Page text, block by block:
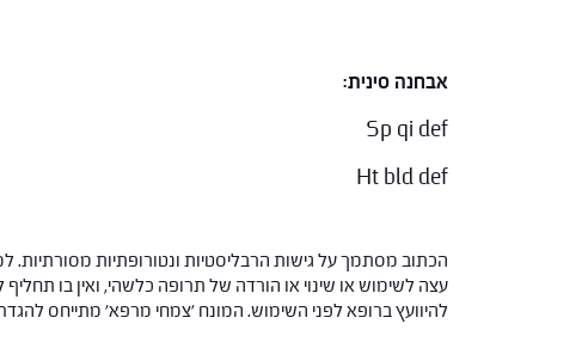
אבחנה סינית:
Sp qi def
Ht bld def
הכתוב מסתמך על גישות הרבליסטיות ונטורופתיות מסורתיות.
עצה לשימוש או שינוי או הורדה של תרופה כלשהי, ואין בו תחליף
להיוועץ ברופא לפני השימוש. המונח 'צמחי מרפא' מתייחס